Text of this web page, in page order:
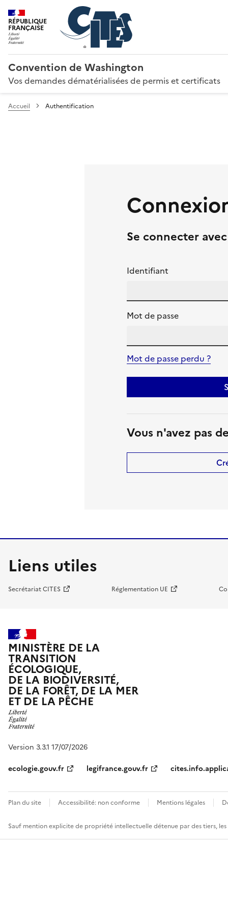
RÉPUBLIQUE
FRANÇAISE
Convention de Washington
Vos demandes dématérialisées de permis et certificats
Accueil Authentification
Se connecter
Identifiant
Mot de passe
Mot de passe perdu ?
Vous n'avez pas
Liens utiles
Secrétariat CITES Réglementation UE
MINISTÈRE DE LA
TRANSITION
ÉCOLOGIQUE,
DE LA BIODIVERSITÉ,
DE LA FORÊT, DE LA MER
ET DE LA PÊCHE
Version 3.3.1 17/07/2026
ecologie.gouv.fr
legifrance.gouv.fr
Plan du site Accessibilité: non conforme Mentions légales
Sauf mention explicite de propriété intellectuelle détenue par des tiers,